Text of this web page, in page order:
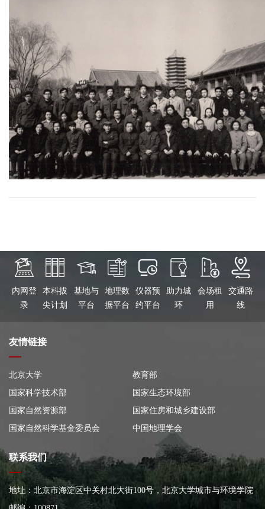
内网登
录
本科拔
尖计划
基地与
平台
地理数
据平台
仪器预
约平台
助力城
环
会场租
用
交通路
线
友情链接
北京大学
教育部
国家科学技术部
国家生态环境部
国家自然资源部
国家住房和城乡建设部
国家自然科学基金委员会
中国地理学会
联系我们
地址：北京市海淀区中关村北大街100号，北京大学城市与环境学院